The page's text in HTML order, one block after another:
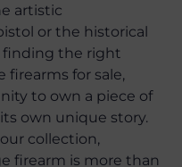
artistic
or the historical
finding the right
firearms for sale,
to own a piece of
own unique story.
collection,
firearm is more than